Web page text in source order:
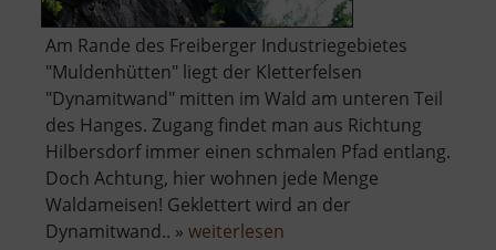
Am Rande des Freiberger Industriegebietes
"Muldenhütten" liegt der Kletterfelsen
"Dynamitwand" mitten im Wald am unteren Teil
des Hanges. Zugang findet man aus Richtung
Hilbersdorf immer einen schmalen Pfad entlang.
Doch Achtung, hier wohnen jede Menge
Waldameisen! Geklettert wird an der
Dynamitwand.. » weiterlesen